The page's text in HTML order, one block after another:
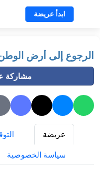
ابدأ عريضة
الرجوع إلى أرض
مشاركة
عريضة
سياسة الخصوصية